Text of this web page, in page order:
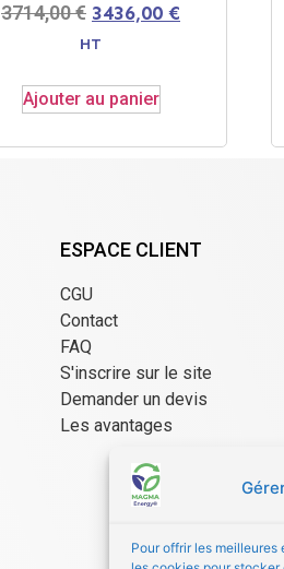
Pour offrir les
3714,00€ 3436,00 €
HT
Ajouter au panier
ESPACE CLIENT
CGU
Contact
FAQ
S'inscrire sur le site
Demander un devis
Les avantages